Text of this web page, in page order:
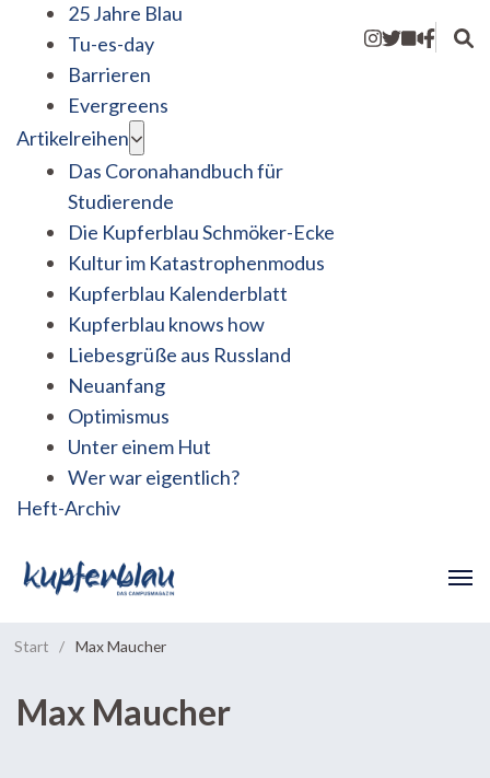
25 Jahre Blau
Tu-es-day
Barrieren
Evergreens
Artikelreihen
Das Coronahandbuch für
Studierende
Die Kupferblau Schmöker-Ecke
Kultur im Katastrophenmodus
Kupferblau Kalenderblatt
Kupferblau knows how
Liebesgrüße aus Russland
Neuanfang
Optimismus
Unter einem Hut
Wer war eigentlich?
Heft-Archiv
Start / Max Maucher
Max Maucher